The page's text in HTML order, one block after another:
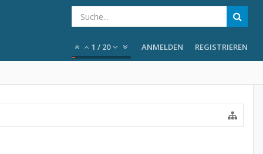
1 / 20 ANMELDEN REGISTRIEREN